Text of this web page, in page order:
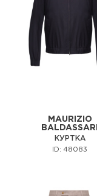
MAURIZIO
BALDASSARI
КУРТКА
ID: 48083